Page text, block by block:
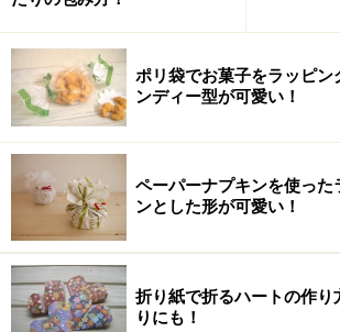
横を折る
6.左側の角も同じように、中心に向け
てから端を右側のポケットになってい
ます。
反対側を折る
ポリ袋でお菓子をラッピ
ンディー型が可愛い！
ペーパーナプキンを使っ
ンとした形が可愛い！
折り紙で折るハートの作
りにも！